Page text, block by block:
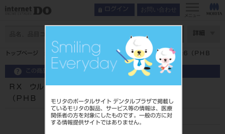
モリタのポータルサイト デンタルプラザで掲載し
ているモリタの製品、サービス等の情報は、医療
関係者の方を対象にしたものです。一般の方に対
する情報提供サイトではありません。
ログイン お問い合わせ
メニュー
詳細
トップページ ＲＸ ウルトラスワーブ エリート（赤） ６本組×６（ＰＨＢ
この商品に関するお問い合わせ
ＲＸ ウルトラスワーブ エリート（赤） ６本組×６
（ＰＨＢ